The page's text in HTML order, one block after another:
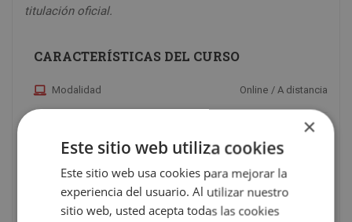
titulación oficial.
CARACTERÍSTICAS DEL CURSO
Modalidad Online / A distancia
Personal
Duración 600
×
Este sitio web utiliza cookies
Este sitio web usa cookies para mejorar la
experiencia del usuario. Al utilizar nuestro
sitio web, usted acepta todas las cookies